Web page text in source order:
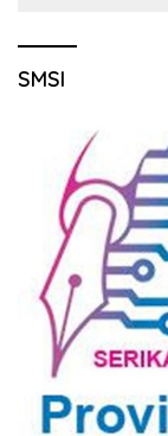
SMSI